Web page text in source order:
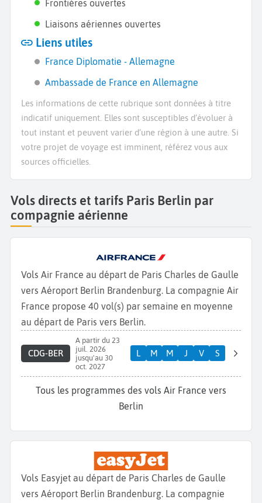
Frontières ouvertes
Liaisons aériennes ouvertes
Liens utiles
France Diplomatie - Allemagne
Ambassade de France en Allemagne
Les informations de cette rubrique sont données à titre
indicatif uniquement. Elles sont susceptibles d’évoluer à
tout instant et peuvent varier d’une région à une autre. Si
votre projet de voyage est imminent, référez vous aux
sources officielles.
Vols directs et tarifs Paris Berlin par
compagnie aérienne
Vols Air France au départ de Paris Charles de Gaulle
vers Aéroport Berlin Brandenburg. La compagnie Air
France propose 40 vol(s) par semaine en moyenne
au départ de Paris vers Berlin.
CDG-BER
A partir du 23
juil. 2026
jusqu'au 30
oct. 2027
L M M J V S
Tous les programmes des vols Air France vers
Berlin
Vols Easyjet au départ de Paris Charles de Gaulle
vers Aéroport Berlin Brandenburg. La compagnie